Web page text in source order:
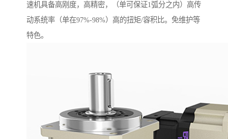
速机具备高刚度，高精密，（单可保证1弧分之内）高传
动系统率（单在97%-98%）高的扭矩/容积比。免维护等
特色。